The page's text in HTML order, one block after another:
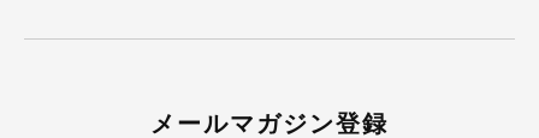
メールマガジン登録